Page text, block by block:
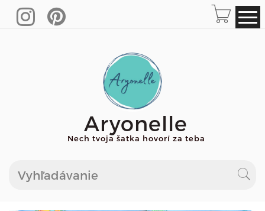
Aryonelle
Nech tvoja šatka hovorí za teba